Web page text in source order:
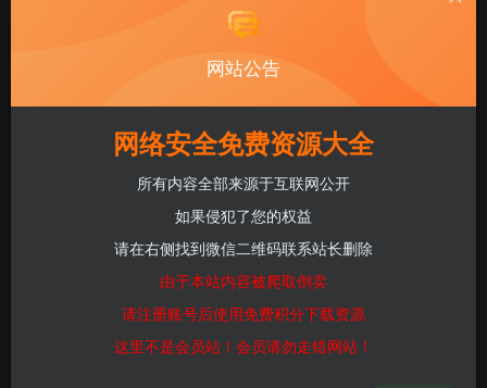
0
此版本引入了新的 Burp Organizer 工具、实时爬行路径
视图、Montoya API 的升级以及一些小改进。
网站公告
网络安全免费资源大全
所有内容全部来源于互联网公开
如果侵犯了您的权益
请在右侧找到微信二维码联系站长删除
由于本站内容被爬取倒卖
请注册账号后使用免费积分下载资源
这里不是会员站！会员请勿走错网站！